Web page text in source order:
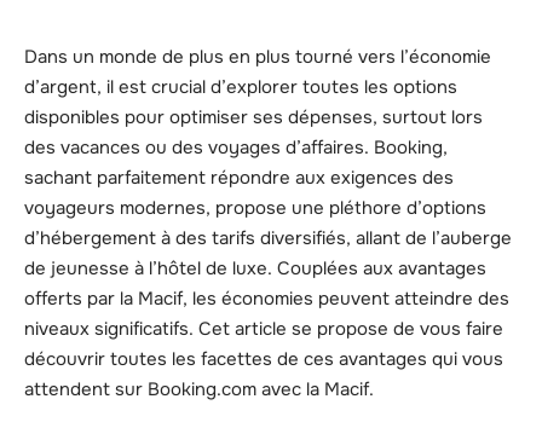
Dans un monde de plus en plus tourné vers l’économie
d’argent, il est crucial d’explorer toutes les options
disponibles pour optimiser ses dépenses, surtout lors
des vacances ou des voyages d’affaires. Booking,
sachant parfaitement répondre aux exigences des
voyageurs modernes, propose une pléthore d’options
d’hébergement à des tarifs diversifiés, allant de l’auberge
de jeunesse à l’hôtel de luxe. Couplées aux avantages
offerts par la Macif, les économies peuvent atteindre des
niveaux significatifs. Cet article se propose de vous faire
découvrir toutes les facettes de ces avantages qui vous
attendent sur Booking.com avec la Macif.